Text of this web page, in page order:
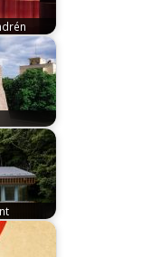
Hallban
kert